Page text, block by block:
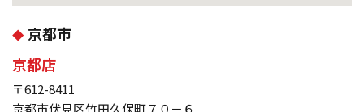
京都市
京都店
〒612-8411